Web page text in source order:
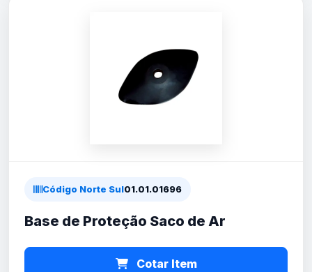
Código Norte Sul01.01.01696
Base de Proteção Saco de Ar
Cotar Item